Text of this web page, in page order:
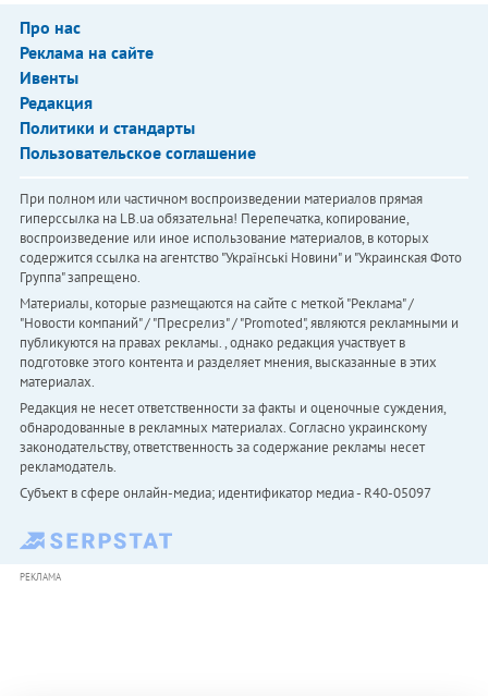
Про нас
Реклама на сайте
Ивенты
Редакция
Политики и стандарты
Пользовательское соглашение
При полном или частичном воспроизведении материалов прямая
гиперссылка на LB.ua обязательна! Перепечатка, копирование,
воспроизведение или иное использование материалов, в которых
содержится ссылка на агентство "Українськi Новини" и "Украинская Фото
Группа" запрещено.
Материалы, которые размещаются на сайте с меткой "Реклама" /
"Новости компаний" / "Пресрелиз" / "Promoted", являются рекламными и
публикуются на правах рекламы. , однако редакция участвует в
подготовке этого контента и разделяет мнения, высказанные в этих
материалах.
Редакция не несет ответственности за факты и оценочные суждения,
обнародованные в рекламных материалах. Согласно украинскому
законодательству, ответственность за содержание рекламы несет
рекламодатель.
Субъект в сфере онлайн-медиа; идентификатор медиа - R40-05097
РЕКЛАМА